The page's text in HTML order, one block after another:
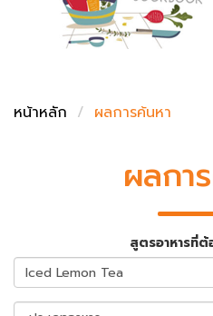
เปรียบเทียบน้ำหนักวั
หน้าหลัก
ผลการค้นหา
ผลกา
สูตรอาหารที่ต้